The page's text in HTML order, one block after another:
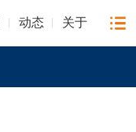
动态 关于